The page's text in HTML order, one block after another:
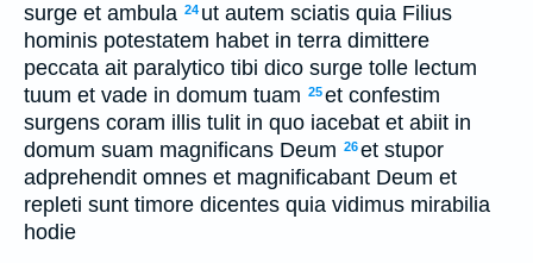
surge et ambula 24 ut autem sciatis quia Filius
hominis potestatem habet in terra dimittere
peccata ait paralytico tibi dico surge tolle lectum
tuum et vade in domum tuam 25et confestim
surgens coram illis tulit in quo iacebat et abiit in
domum suam magnificans Deum 26et stupor
adprehendit omnes et magnificabant Deum et
repleti sunt timore dicentes quia vidimus mirabilia
hodie